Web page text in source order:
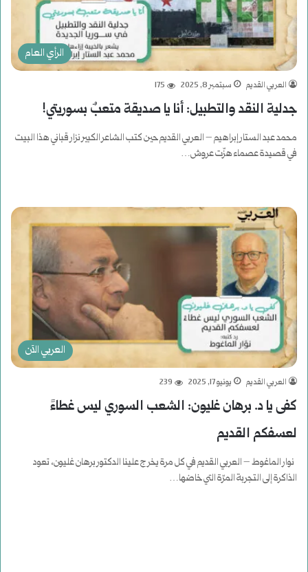
الرأي العام
العربي القديم سبتمبر 8, 2025 175
جدلية النقد والتطبيل: أنا يا صديقة متعبٌ بسوريتي!
محمد عبد الستار إبراهيم – العربي القديم حين كتب الشاعر الكبير نزار قباني هذا البيت
في قصيدة عصماء هزّت عروش…
العربي الآن
العربي القديم يونيو 17, 2025 239
كفى يا د. برهان غليون: الشعب السوري ليس غطاءً
لعسفكم القديم
نوار الماغوط – العربي القديم في كل مرة يخرج علينا الدكتور برهان غليون، تعود
الذاكرة إلى التجربة المرّة التي خاضها…